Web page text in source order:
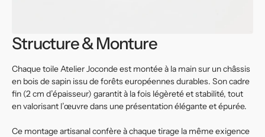
Structure & Monture
Chaque toile Atelier Joconde est montée à la main sur un châssis
en bois de sapin issu de forêts européennes durables. Son cadre
fin (2 cm d’épaisseur) garantit à la fois légèreté et stabilité, tout
en valorisant l’œuvre dans une présentation élégante et épurée.
Ce montage artisanal confère à chaque tirage la même exigence